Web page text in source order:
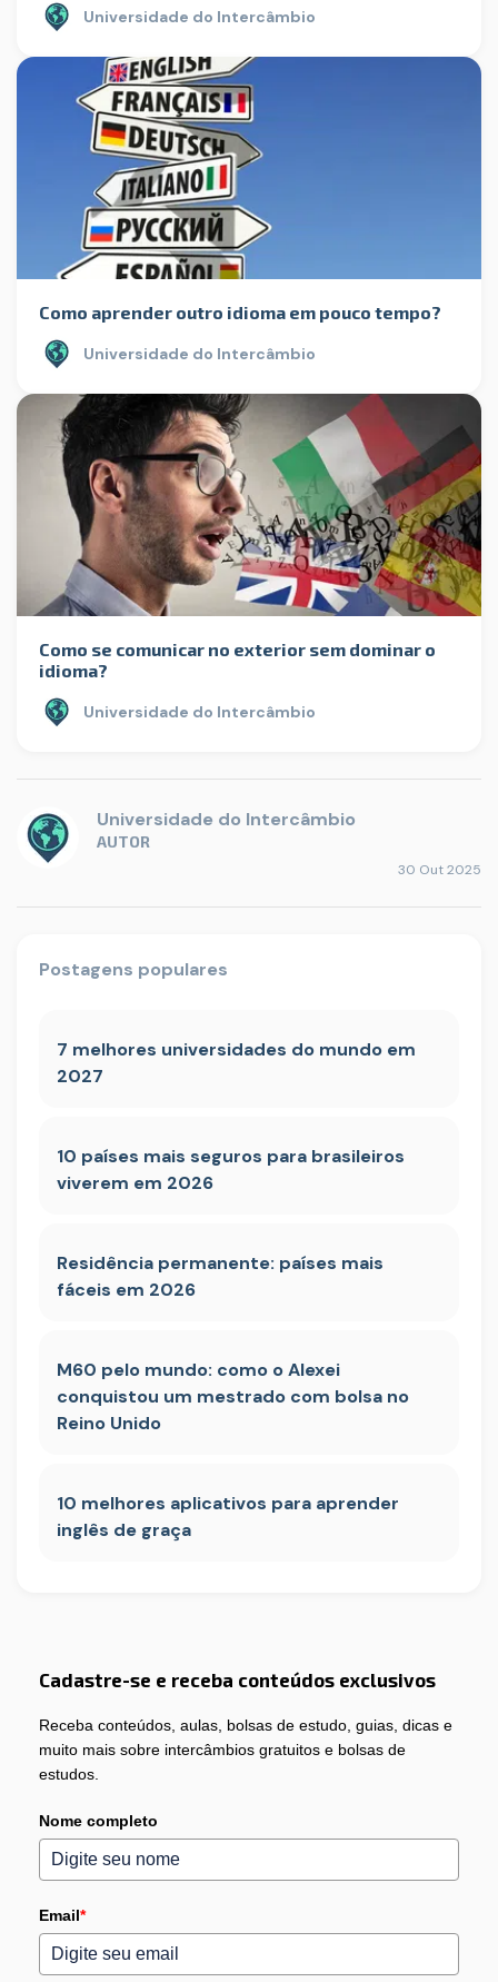
Universidade do Intercâmbio
Como aprender outro idioma em pouco tempo?
Universidade do Intercâmbio
Como se comunicar no exterior sem dominar o
idioma?
Universidade do Intercâmbio
Universidade do Intercâmbio
AUTOR
30 Out 2025
Postagens populares
7 melhores universidades do mundo em
2027
10 países mais seguros para brasileiros
viverem em 2026
Residência permanente: países mais
fáceis em 2026
M60 pelo mundo: como o Alexei
conquistou um mestrado com bolsa no
Reino Unido
10 melhores aplicativos para aprender
inglês de graça
Cadastre-se e receba conteúdos exclusivos
Receba conteúdos, aulas, bolsas de estudo, guias, dicas e
muito mais sobre intercâmbios gratuitos e bolsas de
estudos.
Nome completo
Email*